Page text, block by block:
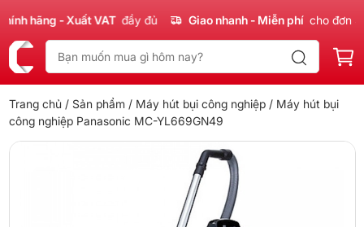
hãng - Xuất VAT đầy đủ Giao nhanh - Miễn phí cho đơn
Trang chủ / Sản phẩm / Máy hút bụi công nghiệp/ Máy hút bụi
công nghiệp Panasonic MC-YL669GN49